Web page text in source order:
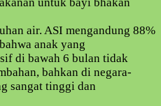
air. ASI mengandung 88%
anak yang
di bawah 6 bulan tidak
bahkan di negara-
sangat tinggi dan